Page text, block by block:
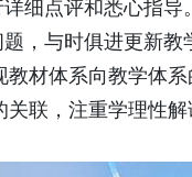
细点评和悉心指
题，与时俱进更新
材体系向教学体
联，注重学理性